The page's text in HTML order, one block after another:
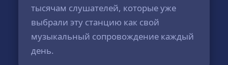
тысячам слушателей, которые уже
выбрали эту станцию как свой
музыкальный сопровождение каждый
день.